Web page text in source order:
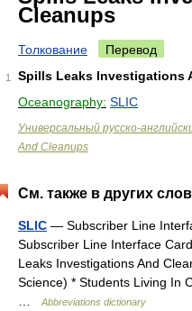
Cleanups
Толкование Перевод
1
Spills Leaks Investigations
Oceanography: SLIC
Универсальный русско-
And Cleanups
См. также в других
SLIC — Subscriber Line
Subscriber Line Interface
Leaks Investigations And
Science) * Students Living In
Abbreviations dictionary